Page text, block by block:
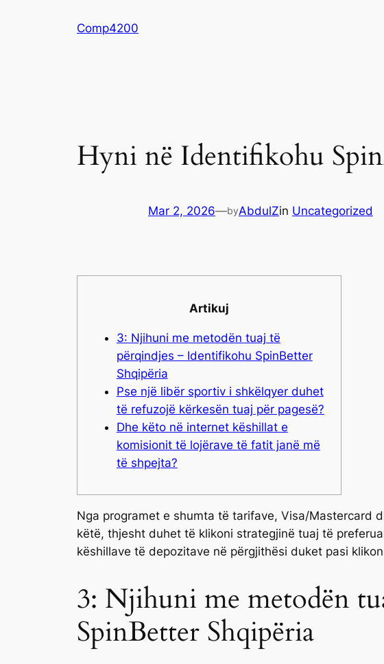
Comp4200
Hyni në Identifikohu
Mar 2, 2026—byAbdulZin Uncategorized
Artikuj
3: Njihuni me metodën tuaj të
përqindjes – Identifikohu SpinBetter
Shqipëria
Pse një libër sportiv i shkëlqyer duhet
të refuzojë kërkesën tuaj për pagesë?
Dhe këto në internet këshillat e
komisionit të lojërave të fatit janë më
të shpejta?
Nga programet e shumta të tarifave, Visa/Mastercard
këtë, thjesht duhet të klikoni strategjinë tuaj të
këshillave të depozitave në përgjithësi duket pasi
3: Njihuni me metodën
SpinBetter Shqipëria